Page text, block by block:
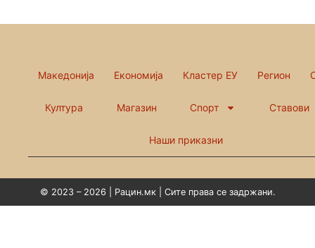
Македонија Економија Кластер ЕУ Регион
Култура Магазин Спорт Ставови
Наши приказни
© 2023 – 2026 | Рацин.мк | Сите права се задржани.